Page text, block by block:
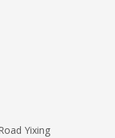
Yixing